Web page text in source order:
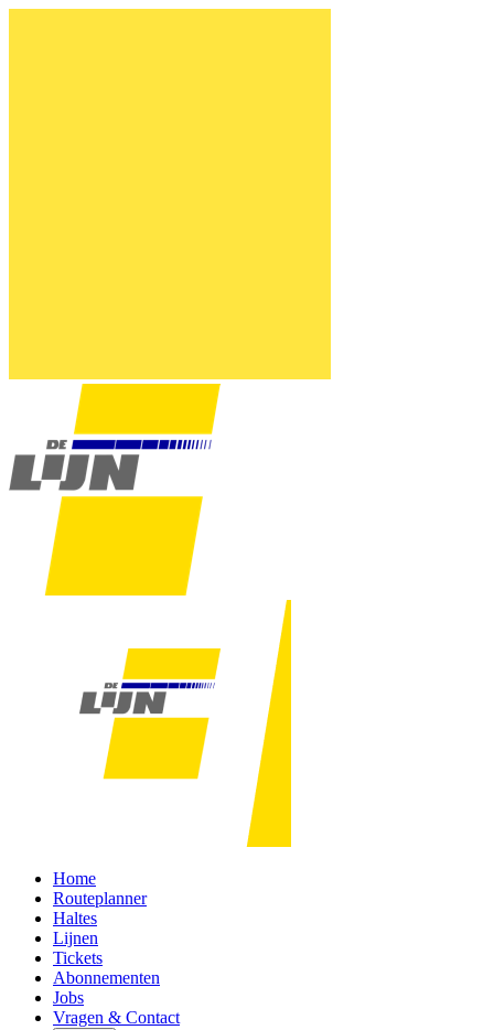
Home
Routeplanner
Haltes
Lijnen
Tickets
Abonnementen
Jobs
Vragen & Contact